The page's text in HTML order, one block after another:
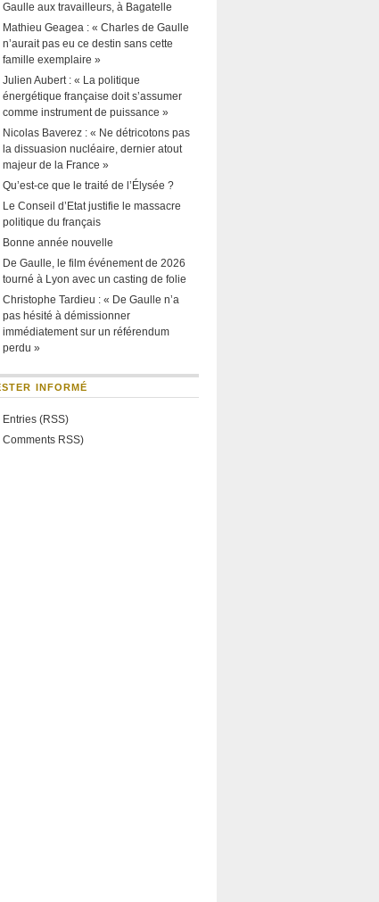
Gaulle aux travailleurs, à Bagatelle
Mathieu Geagea : « Charles de Gaulle
n’aurait pas eu ce destin sans cette
famille exemplaire »
Julien Aubert : « La politique
énergétique française doit s’assumer
comme instrument de puissance »
Nicolas Baverez : « Ne détricotons pas
la dissuasion nucléaire, dernier atout
majeur de la France »
Qu’est-ce que le traité de l’Élysée ?
Le Conseil d’Etat justifie le massacre
politique du français
Bonne année nouvelle
De Gaulle, le film événement de 2026
tourné à Lyon avec un casting de folie
Christophe Tardieu : « De Gaulle n’a
pas hésité à démissionner
immédiatement sur un référendum
perdu »
INFORMÉ
Entries (RSS)
Comments RSS)